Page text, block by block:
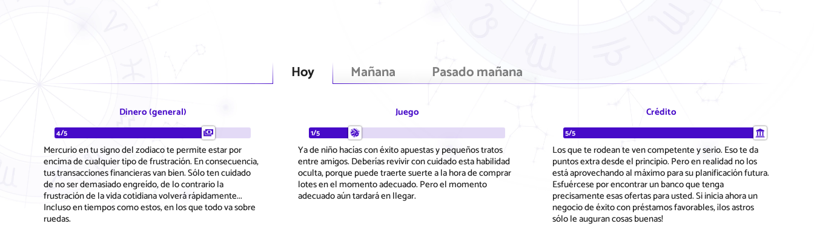
Hoy Mañana Pasado mañana
Dinero (general)
4/5
Mercurio en tu signo del zodiaco te permite estar por
encima de cualquier tipo de frustración. En consecuencia,
tus transacciones financieras van bien. Sólo ten cuidado
de no ser demasiado engreído, de lo contrario la
frustración de la vida cotidiana volverá rápidamente...
Incluso en tiempos como estos, en los que todo va sobre
ruedas.
Juego
1/5
Ya de niño hacías con éxito apuestas y pequeños tratos
entre amigos. Deberías revivir con cuidado esta habilidad
oculta, porque puede traerte suerte a la hora de comprar
lotes en el momento adecuado. Pero el momento
adecuado aún tardará en llegar.
Crédito
5/5
Los que te rodean te ven competente y serio. Eso te da
puntos extra desde el principio. Pero en realidad no los
está aprovechando al máximo para su planificación futura.
Esfuércese por encontrar un banco que tenga
precisamente esas ofertas para usted. Si inicia ahora un
negocio de éxito con préstamos favorables, ¡los astros
sólo le auguran cosas buenas!